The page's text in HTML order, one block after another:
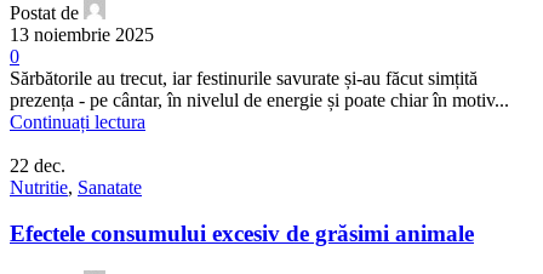
Postat de
13 noiembrie 2025
0
Sărbătorile au trecut, iar festinurile savurate și-au făcut simțită
prezența - pe cântar, în nivelul de energie și poate chiar în motiv...
Continuați lectura
22 dec.
Nutritie, Sanatate
Efectele consumului excesiv de grăsimi animale